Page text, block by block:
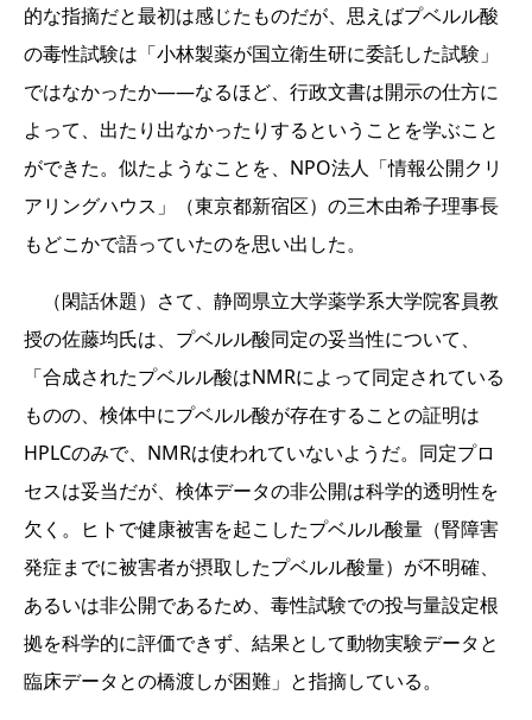
的な指摘だと最初は感じたものだが、思えばプベルル酸
の毒性試験は「小林製薬が国立衛生研に委託した試験」
ではなかったか――なるほど、行政文書は開示の仕方に
よって、出たり出なかったりするということを学ぶこと
ができた。似たようなことを、NPO法人「情報公開クリ
アリングハウス」（東京都新宿区）の三木由希子理事長
もどこかで語っていたのを思い出した。
（閑話休題）さて、静岡県立大学薬学系大学院客員教
授の佐藤均氏は、プベルル酸同定の妥当性について、
「合成されたプベルル酸はNMRによって同定されている
ものの、検体中にプベルル酸が存在することの証明は
HPLCのみで、NMRは使われていないようだ。同定プロ
セスは妥当だが、検体データの非公開は科学的透明性を
欠く。ヒトで健康被害を起こしたプベルル酸量（腎障害
発症までに被害者が摂取したプベルル酸量）が不明確、
あるいは非公開であるため、毒性試験での投与量設定根
拠を科学的に評価できず、結果として動物実験データと
臨床データとの橋渡しが困難」と指摘している。